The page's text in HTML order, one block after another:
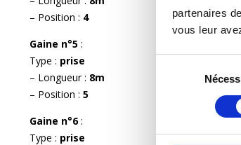
partenaires
vous leur
consentement
– Position : 4
Gaine n°5 :
Type : prise
– Longueur : 8m
– Position : 5
Gaine n°6:
Type : prise